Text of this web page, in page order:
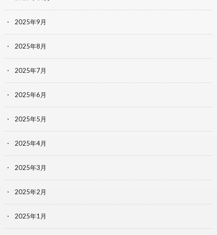
2025年9月
2025年8月
2025年7月
2025年6月
2025年5月
2025年4月
2025年3月
2025年2月
2025年1月